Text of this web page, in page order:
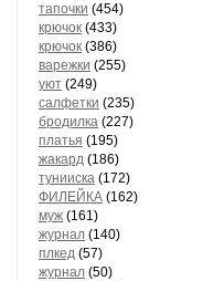
тапочки (454)
крючок (433)
крючок (386)
варежки (255)
уют (249)
салфетки (235)
бродилка (227)
платья (195)
жакард (186)
тунииска (172)
ФИЛЕЙКА (162)
муж (161)
журнал (140)
плкед (57)
журнал (50)